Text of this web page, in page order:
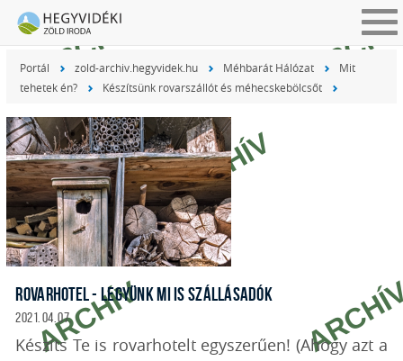
Portál zold-archiv.hegyvidek.hu Méhbarát Hálózat
Mit
tehetek én?
Készítsünk rovarszállót és méhecskebölcsőt
ROVARHOTEL - LEGYÜNK MI IS SZÁLLÁSADÓK
2021. 04. 07.
Készíts Te is rovarhotelt egyszerűen! (Ahogy azt a